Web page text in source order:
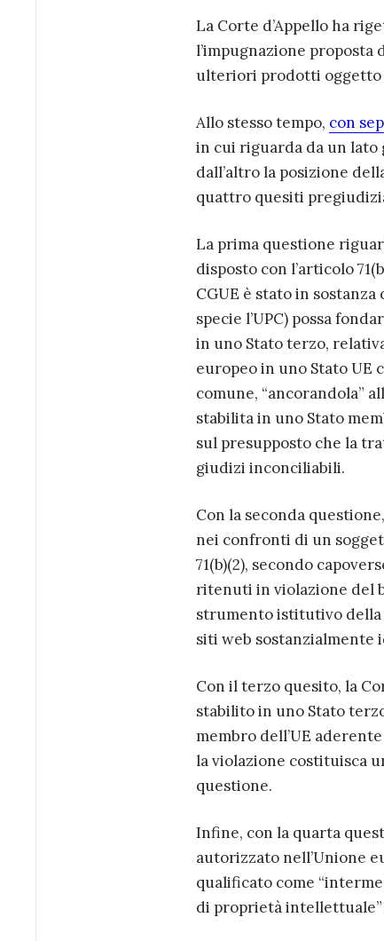
La Corte d’Appello ha
l’impugnazione
ulteriori prodotti oggetto
Allo stesso tempo, con
in cui riguarda da un lato
dall’altro la posizione
quattro quesiti
La prima questione
disposto con l’articolo
CGUE è stato in
specie l’UPC) possa
in uno Stato terzo,
europeo in uno Stato
comune, “ancorandola”
stabilita in uno Stato
sul presupposto che la
giudizi inconciliabili.
Con la seconda
nei confronti di un
71(b)(2), secondo
ritenuti in violazione del
strumento istitutivo della
siti web sostanzialmente
Con il terzo quesito, la
stabilito in uno Stato
membro dell’UE
la violazione costituisca
questione.
Infine, con la quarta
autorizzato nell’Unione
qualificato come
di proprietà intellettuale”